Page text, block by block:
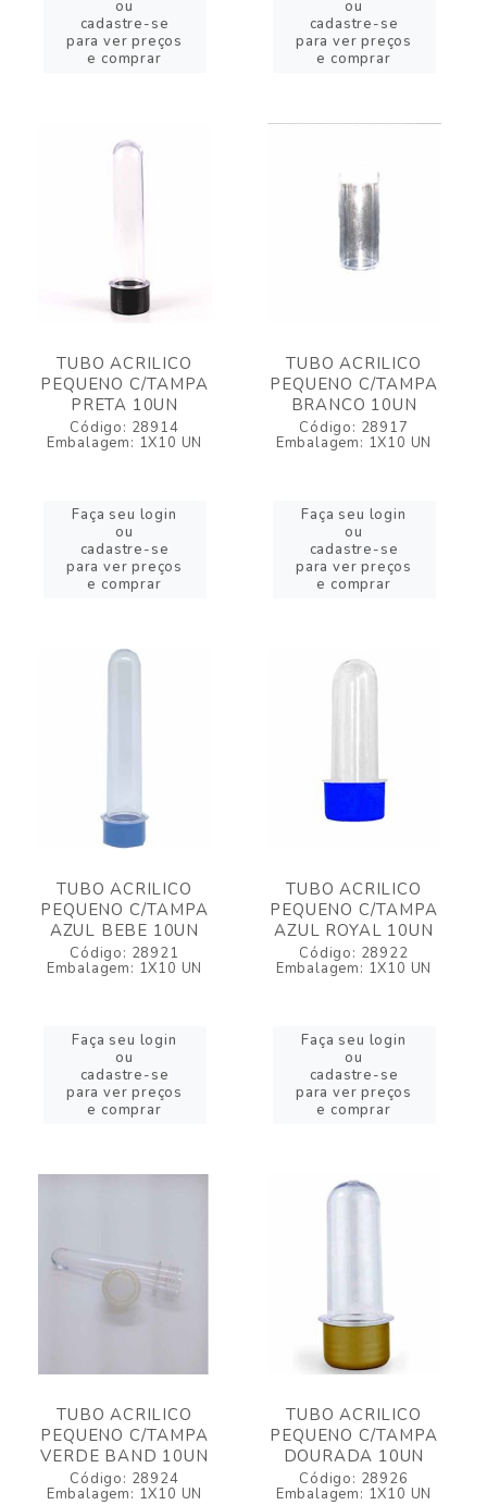
ou
cadastre-se
para ver preços
e comprar
ou
cadastre-se
para ver preços
e comprar
TUBO ACRILICO
PEQUENO C/TAMPA
PRETA 10UN
Código: 28914
Embalagem: 1X10 UN
Faça seu login
ou
cadastre-se
para ver preços
e comprar
TUBO ACRILICO
PEQUENO C/TAMPA
BRANCO 10UN
Código: 28917
Embalagem: 1X10 UN
Faça seu login
ou
cadastre-se
para ver preços
e comprar
TUBO ACRILICO
PEQUENO C/TAMPA
AZUL BEBE 10UN
Código: 28921
Embalagem: 1X10 UN
Faça seu login
ou
cadastre-se
para ver preços
e comprar
TUBO ACRILICO
PEQUENO C/TAMPA
AZUL ROYAL 10UN
Código: 28922
Embalagem: 1X10 UN
Faça seu login
ou
cadastre-se
para ver preços
e comprar
TUBO ACRILICO
PEQUENO C/TAMPA
VERDE BAND 10UN
Código: 28924
Embalagem: 1X10 UN
TUBO ACRILICO
PEQUENO C/TAMPA
DOURADA 10UN
Código: 28926
Embalagem: 1X10 UN